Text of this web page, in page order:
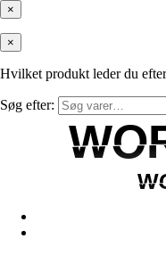
×
×
Hvilket produkt leder du
Søg efter: